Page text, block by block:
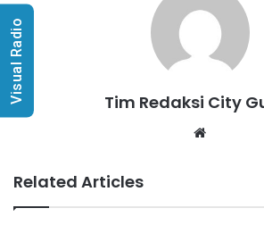
Tim Redaksi City
Related Articles
Visual Radio